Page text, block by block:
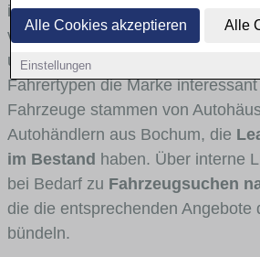
Alle Cookies akzeptieren Alle
Einstellungen
in welchen Fahrzeugklassen
vertreten ist, welche Modellreihen
und Umlandverkehr zu sehen
Fahrertypen die Marke
Fahrzeuge stammen von
Autohändlern aus Bochum, die
im Bestand haben. Über interne
bei Bedarf zu Fahrzeugsuchen
die die entsprechenden Angebote
bündeln.